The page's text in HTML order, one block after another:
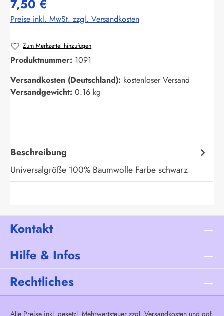
7,50 €
Preise inkl. MwSt. zzgl. Versandkosten
Zum Merkzettel hinzufügen
Produktnummer: 1091
Versandkosten (Deutschland): kostenloser Versand
Versandgewicht: 0.16 kg
Beschreibung
Universalgröße 100% Baumwolle Farbe schwarz
Kontakt
Hilfe & Infos
Rechtliches
Alle Preise inkl. gesetzl. Mehrwertsteuer zzgl. Versandkostenund ggf.